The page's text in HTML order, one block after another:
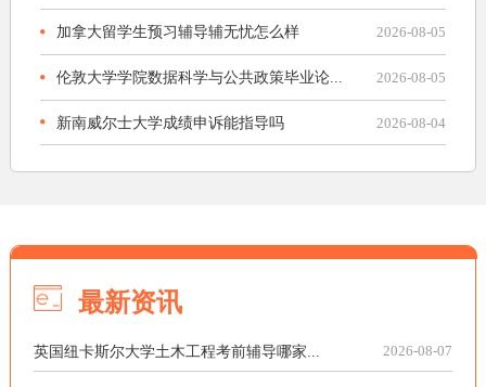
加拿大留学生预习辅导辅无忧怎么样 2026-08-05
伦敦大学学院数据科学与公共政策毕业论... 2026-08-05
新南威尔士大学成绩申诉能指导吗 2026-08-04
最新资讯
英国纽卡斯尔大学土木工程考前辅导哪家... 2026-08-07